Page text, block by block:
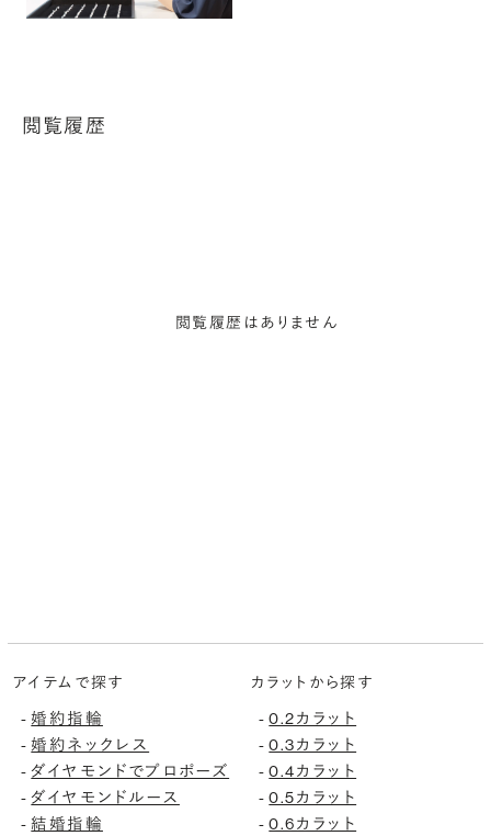
閲覧履歴
閲覧履歴はありません
アイテムで探す
-婚約指輪
-婚約ネックレス
-ダイヤモンドでプロポーズ
-ダイヤモンドルース
-結婚指輪
カラットから探す
-0.2カラット
-0.3カラット
-0.4カラット
-0.5カラット
-0.6カラット